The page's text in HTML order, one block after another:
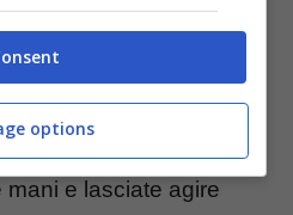
tutto con un cucchiaio
il composto non
A questo
il vostro scrub fatto in
e lasciate agire
options